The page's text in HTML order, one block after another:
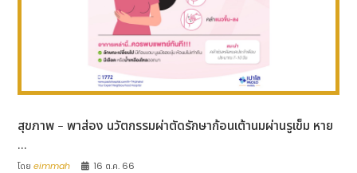
สุขภาพ - พาส่อง นวัตกรรมผ่าตัดรักษาก้อนเต้านมผ่านรูเข็ม หาย
...
โดยeimmah 16 ต.ค. 66